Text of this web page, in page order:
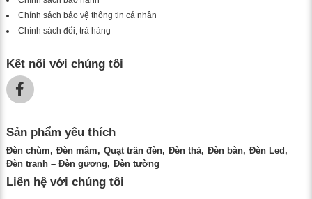
Chính sách bảo vệ thông tin cá nhân
Chính sách đổi, trả hàng
Kết nối với chúng tôi
Sản phẩm yêu thích
Đèn chùm Đèn mâm Quạt trần đèn Đèn thả Đèn bàn
Đèn Led
Đèn tranh – Đèn gương
Đèn tường
Liên hệ với chúng tôi